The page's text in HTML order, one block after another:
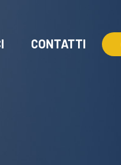
CONTATTI